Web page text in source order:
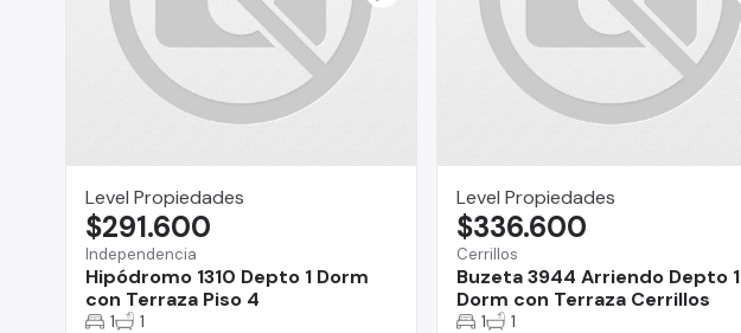
Level Propiedades
Independencia
Hipódromo 1310 Depto 1 Dorm
con Terraza Piso 4
$291.600
1 1
Level Propiedades
Cerrillos
Buzeta 3944 Arriendo Depto 1
Dorm con Terraza Cerrillos
$336.600
1 1